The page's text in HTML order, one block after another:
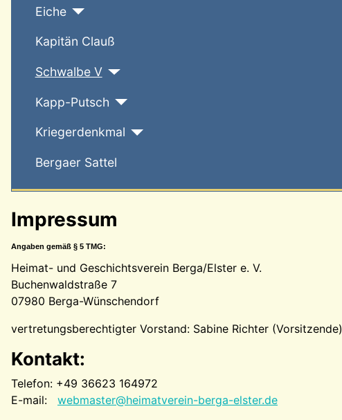
Eiche
Kapitän Clauß
Schwalbe V
Kapp-Putsch
Kriegerdenkmal
Bergaer Sattel
Impressum
Angaben gemäß § 5 TMG:
Heimat- und Geschichtsverein Berga/Elster e. V.
Buchenwaldstraße 7
07980 Berga-Wünschendorf
vertretungsberechtigter Vorstand: Sabine Richter (Vorsitzende)
Kontakt:
Telefon: +49 36623 164972
E-mail: webmaster@heimatverein-berga-elster.de